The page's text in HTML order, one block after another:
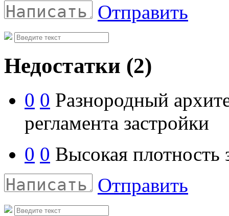
Отправить
Недостатки (2)
0 0 Разнородный
регламента застройки
0 0 Высокая плотность
Отправить